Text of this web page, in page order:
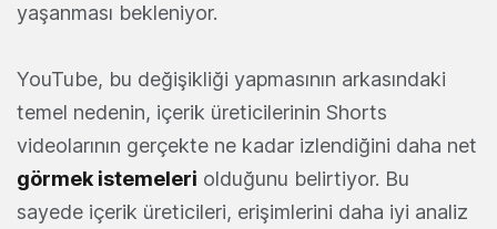
yaşanması bekleniyor.
YouTube, bu değişikliği yapmasının arkasındaki
temel nedenin, içerik üreticilerinin Shorts
videolarının gerçekte ne kadar izlendiğini daha net
görmek istemeleri olduğunu belirtiyor. Bu
sayede içerik üreticileri, erişimlerini daha iyi analiz